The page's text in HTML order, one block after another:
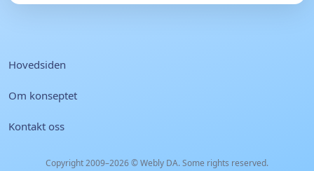
Hovedsiden
Om konseptet
Kontakt oss
Copyright 2009–2026 ©Webly DA. Some rights reserved.